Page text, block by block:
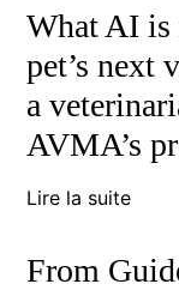
What AI is
pet’s next
a
AVMA’s
Lire la suite
From